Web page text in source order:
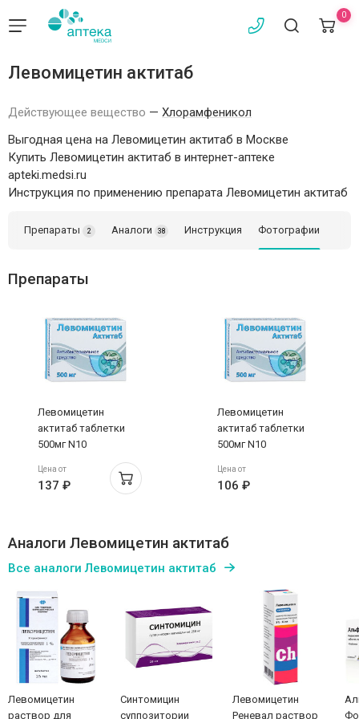
0
Левомицетин актитаб
Действующее вещество — Хлорамфеникол
Выгодная цена на Левомицетин актитаб в Москве
Купить Левомицетин актитаб в интернет-аптеке
apteki.medsi.ru
Инструкция по применению препарата Левомицетин актитаб
Препараты 2 Аналоги 38 Инструкция Фотографии
Препараты
Левомицетин
актитаб таблетки
500мг N10
Цена от
137 ₽
Левомицетин
актитаб таблетки
500мг N10
Цена от
106 ₽
Аналоги Левомицетин актитаб
Все аналоги Левомицетин актитаб
Левомицетин
раствор для
Синтомицин
суппозитории
Левомицетин
Реневал раствор